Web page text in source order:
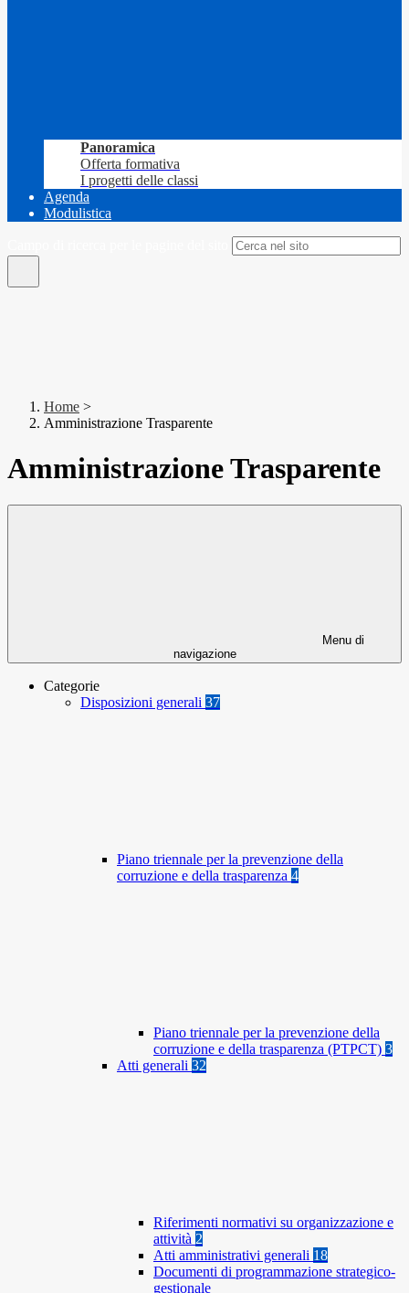
Panoramica
Offerta formativa
I progetti delle classi
Agenda
Modulistica
Home >
Amministrazione Trasparente
Amministrazione Trasparente
Menu di
navigazione
Categorie
Disposizioni generali 37
Piano triennale per la prevenzione della
corruzione e della trasparenza 4
Piano triennale per la prevenzione della
corruzione e della trasparenza (PTPCT) 3
Atti generali 32
Riferimenti normativi su organizzazione e
attività 2
Atti amministrativi generali 18
Documenti di programmazione strategico-
gestionale